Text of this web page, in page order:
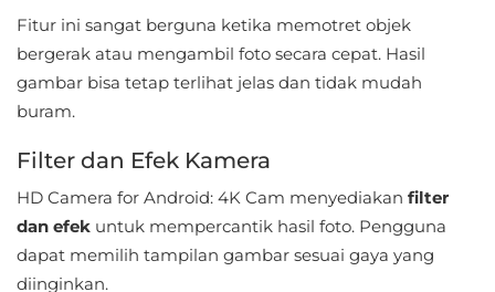
Food
&
&
Fitur ini sangat berguna ketika memotret objek
bergerak atau mengambil foto secara cepat. Hasil
gambar bisa tetap terlihat jelas dan tidak mudah
buram.
Filter dan Efek Kamera
HD Camera for Android: 4K Cam menyediakan filter
dan efek untuk mempercantik hasil foto. Pengguna
dapat memilih tampilan gambar sesuai gaya yang
diinginkan.